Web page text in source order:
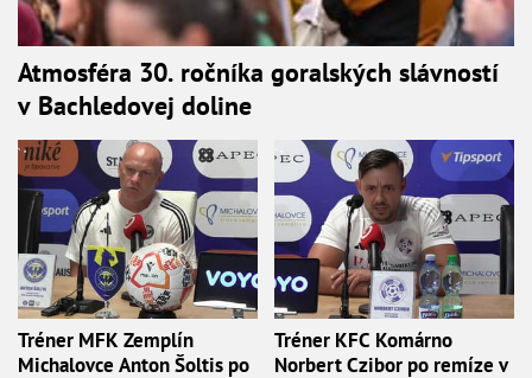
Atmosféra 30. ročníka goralských slávností
v Bachledovej doline
Tréner MFK Zemplín
Michalovce Anton Šoltis po
Tréner KFC Komárno
Norbert Czibor po remíze v